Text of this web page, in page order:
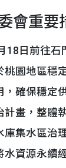
會重要
18日前往石
園地區穩
，確保穩定
計畫，整體
庫集水區治
水資源永續